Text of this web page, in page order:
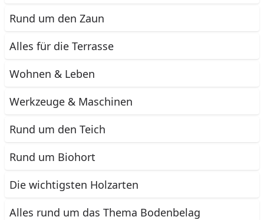
Rund um den Zaun
Alles für die Terrasse
Wohnen & Leben
Werkzeuge & Maschinen
Rund um den Teich
Rund um Biohort
Die wichtigsten Holzarten
Alles rund um das Thema Bodenbelag